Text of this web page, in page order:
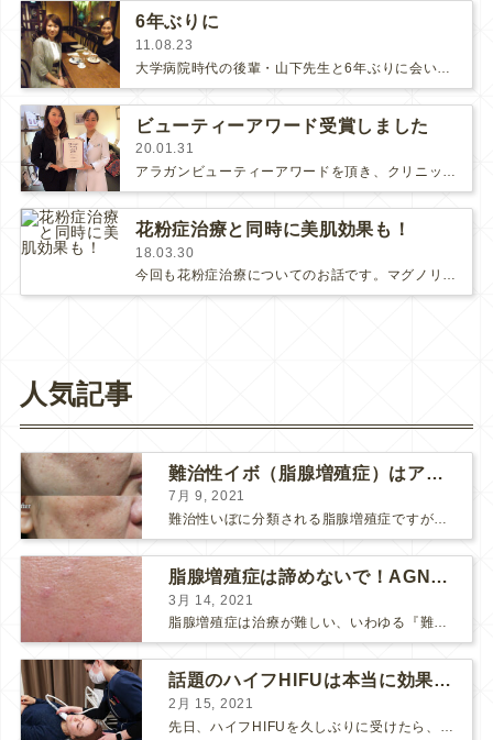
6年ぶりに
11.08.23
ビューティーアワード受賞しました
20.01.31
アラガンビューティーアワードを頂き、クリニックで表彰してもらいました。4年連続の受賞です。名誉な賞なので嬉しいです♪(さらに…
花粉症治療と同時に美肌効果も！
18.03.30
今回も花粉症治療についてのお話です。マグノリア皮膚科クリニックの花粉症治療は１）花粉症ボトックスと２）点滴・注射治療で…
人気記事
難治性イボ（脂腺増殖症）はアグネスAGNESが効果的です！
7月 9, 2021
難治性いぼに分類される脂腺増殖症ですが、脂腺増殖症はAGNESアグネスにとても良く反応して、きれいに治すことができます。 ↑ 脂腺増殖症をアグネスAGNESで３回治療した1ヶ月後の写真です。...
脂腺増殖症は諦めないで！AGNESアグネス治療でツルツル肌に！
3月 14, 2021
脂腺増殖症は治療が難しい、いわゆる『難治性イボ』です。 脂腺増殖症でググると、治療法として液体窒素、メスやパンチングによる外科的切除、炭酸ガスレーザーなどが出て来ますが、実際のところ、液体窒...
話題のハイフHIFUは本当に効果があるのか？
2月 15, 2021